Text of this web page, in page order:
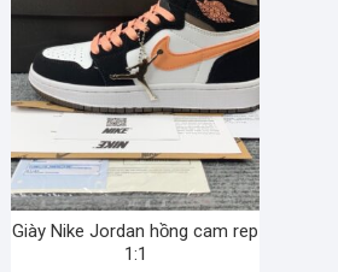
Giày Nike Jordan hồng cam rep
1:1